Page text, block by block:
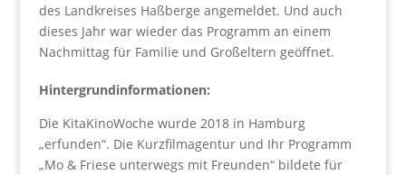
des Landkreises Haßberge angemeldet. Und auch
dieses Jahr war wieder das Programm an einem
Nachmittag für Familie und Großeltern geöffnet.
Hintergrundinformationen:
Die KitaKinoWoche wurde 2018 in Hamburg
„erfunden“. Die Kurzfilmagentur und Ihr Programm
„Mo & Friese unterwegs mit Freunden“ bildete für